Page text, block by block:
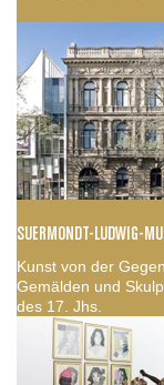
SUERMONDT-LUDWIG-
Kunst von der
Gemälden und
des 17. Jhs.